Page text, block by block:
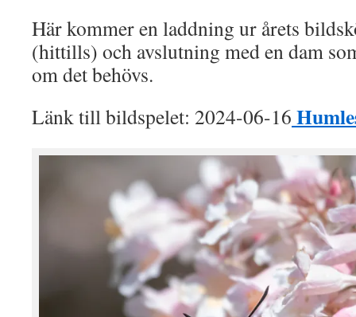
Här kommer en laddning ur årets
(hittills) och avslutning med en dam
om det behövs.
Länk till bildspelet: 2024-06-16